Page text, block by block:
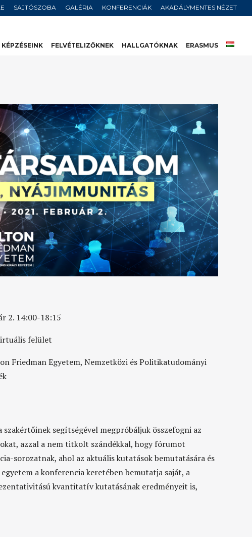
SAJTÓSZOBA GALÉRIA KONFERENCIÁK AKADÁLYMENTES NÉZET
KÉPZÉSEINK FELVÉTELIZŐKNEK HALLGATÓKNAK ERASMUS
2. 14:00-18:15
felület
Friedman Egyetem, Nemzetközi és Politikatudományi
segítségével megpróbáljuk összefogni az
azzal a nem titkolt szándékkal, hogy fórumot
sorozatnak, ahol az aktuális kutatások bemutatására és
a konferencia keretében bemutatja saját, a
kvantitatív kutatásának eredményeit is,